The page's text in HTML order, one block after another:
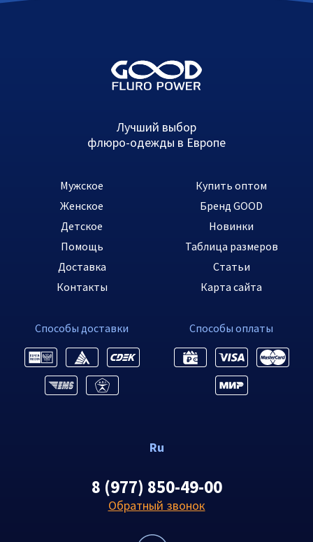
Мужское
Женское
Детское
Купить оптом
Бренд GOOD
Новинки
Помощь
Доставка
Контакты
Таблица размеров
Статьи
Карта сайта
Ru
8 (977) 850-49-00
Обратный звонок
Лучший выбор
флюро-одежды в Европе
Способы доставки Способы оплаты